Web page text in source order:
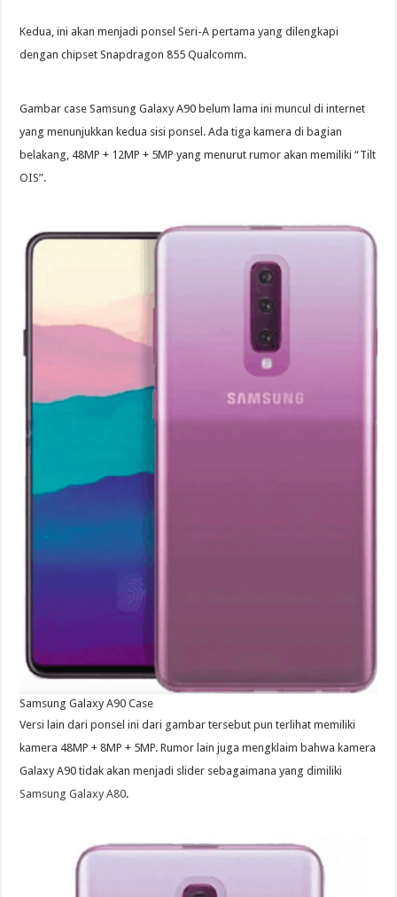
Kedua, ini akan menjadi ponsel Seri-A pertama yang dilengkapi
dengan chipset Snapdragon 855 Qualcomm.
Gambar case Samsung Galaxy A90 belum lama ini muncul di internet
yang menunjukkan kedua sisi ponsel. Ada tiga kamera di bagian
belakang, 48MP + 12MP + 5MP yang menurut rumor akan memiliki “Tilt
OIS”.
Samsung Galaxy A90 Case
Versi lain dari ponsel ini dari gambar tersebut pun terlihat memiliki
kamera 48MP + 8MP + 5MP. Rumor lain juga mengklaim bahwa kamera
Galaxy A90 tidak akan menjadi slider sebagaimana yang dimiliki
Samsung Galaxy A80.